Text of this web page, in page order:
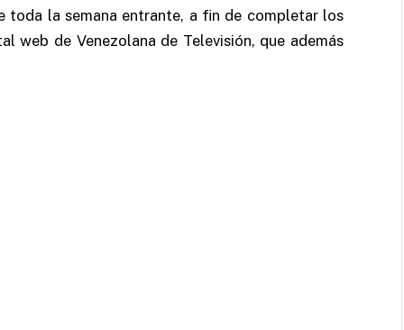
toda la semana entrante, a fin de completar los
web de Venezolana de Televisión, que además